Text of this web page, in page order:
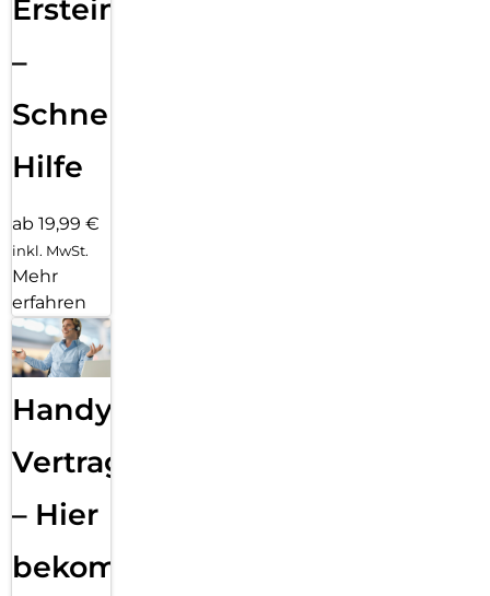
Ersteinrichtung
–
Schnelle
Hilfe
ab 19,99 €
inkl. MwSt.
Mehr
erfahren
Handy
Vertragsabwicklung
– Hier
bekommst